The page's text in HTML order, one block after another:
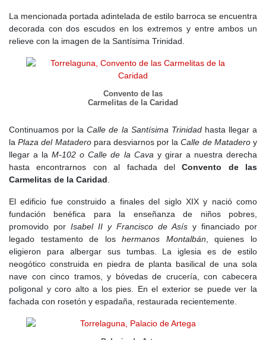
La mencionada portada adintelada de estilo barroca se encuentra
decorada con dos escudos en los extremos y entre ambos un
relieve con la imagen de la Santísima Trinidad.
Convento de las
Carmelitas de la Caridad
Continuamos por laCalle de la Santísima Trinidadhasta llegar a
laPlaza del Mataderopara desviarnos por laCalle de Mataderoy
llegar a laM-102 o Calle de la Cavay girar a nuestra derecha
hasta encontrarnos con al fachada delConvento de las
Carmelitas de la Caridad.
El edificio fue construido a finales del siglo XIX y nació como
fundación benéfica para la enseñanza de niños pobres,
promovido por Isabel II y Francisco de Asís y financiado por
legado testamento de loshermanos Montalbán, quienes lo
eligieron para albergar sus tumbas. La iglesia es de estilo
neogótico construida en piedra de planta basilical de una sola
nave con cinco tramos, y bóvedas de crucería, con cabecera
poligonal y coro alto a los pies. En el exterior se puede ver la
fachada con rosetón y espadaña, restaurada recientemente.